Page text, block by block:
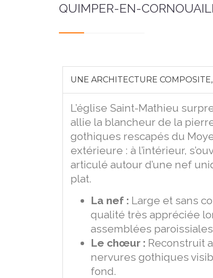
QUIMPER-EN-
UNE ARCHITECTURE
L’église Saint-Mathieu
allie la blancheur de la
gothiques rescapés du
extérieure : à l’intérieur,
articulé autour d’une nef
plat.
La nef : Large et sans
qualité très appréciée
assemblées
Le chœur : Reconstruit
nervures gothiques
fond.